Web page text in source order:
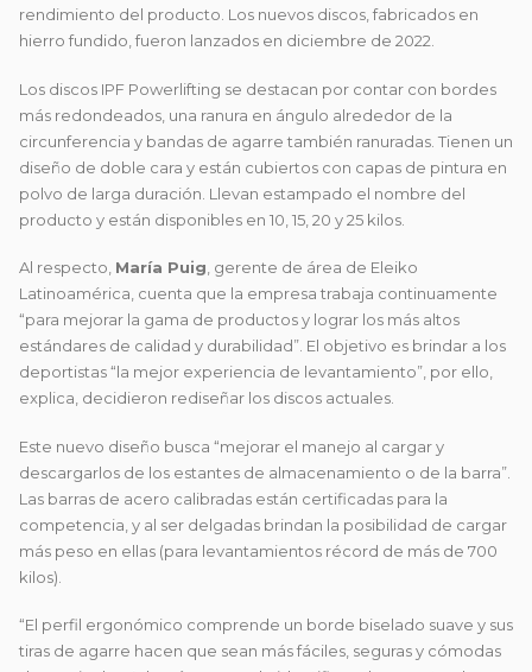
rendimiento del producto. Los nuevos discos, fabricados en
hierro fundido, fueron lanzados en diciembre de 2022.
Los discos IPF Powerlifting se destacan por contar con bordes
más redondeados, una ranura en ángulo alrededor de la
circunferencia y bandas de agarre también ranuradas. Tienen un
diseño de doble cara y están cubiertos con capas de pintura en
polvo de larga duración. Llevan estampado el nombre del
producto y están disponibles en 10, 15, 20 y 25 kilos.
Al respecto, María Puig , gerente de área de Eleiko
Latinoamérica, cuenta que la empresa trabaja continuamente
“para mejorar la gama de productos y lograr los más altos
estándares de calidad y durabilidad”. El objetivo es brindar a los
deportistas “la mejor experiencia de levantamiento”, por ello,
explica, decidieron rediseñar los discos actuales.
Este nuevo diseño busca “mejorar el manejo al cargar y
descargarlos de los estantes de almacenamiento o de la barra”.
Las barras de acero calibradas están certificadas para la
competencia, y al ser delgadas brindan la posibilidad de cargar
más peso en ellas (para levantamientos récord de más de 700
kilos).
“El perfil ergonómico comprende un borde biselado suave y sus
tiras de agarre hacen que sean más fáciles, seguras y cómodas